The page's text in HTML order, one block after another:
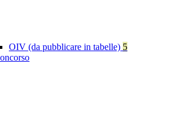
OIV (da pubblicare in tabelle) 5